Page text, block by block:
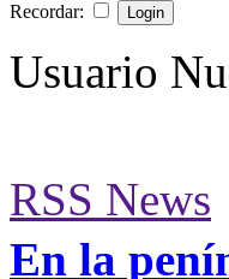
Recordar:
Usuario
RSS News
En la